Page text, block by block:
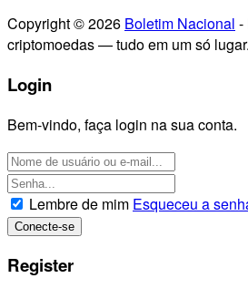
Copyright © 2026 Boletim Nacional -
criptomoedas — tudo em um só
Login
Bem-vindo, faça login na sua conta.
Lembre de mim Esqueceu a
Register